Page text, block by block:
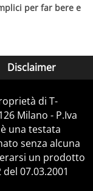
per far bere e
Disclaimer
di T-
Milano - P.Iva
una testata
senza alcuna
un prodotto
07.03.2001